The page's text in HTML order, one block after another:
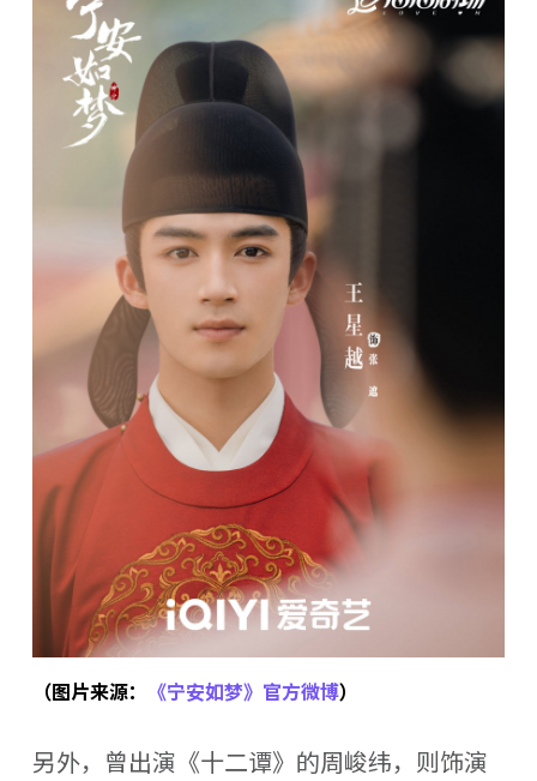
（图片来源： 《宁安如梦》官方微博）
另外，曾出演《十二谭》的周峻纬，则饰演